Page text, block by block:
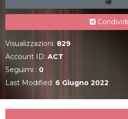
Condividi
Visualizzazioni: 829
Account ID:ACT
Seguimi : 0
Last Modified: 6 Giugno 2022